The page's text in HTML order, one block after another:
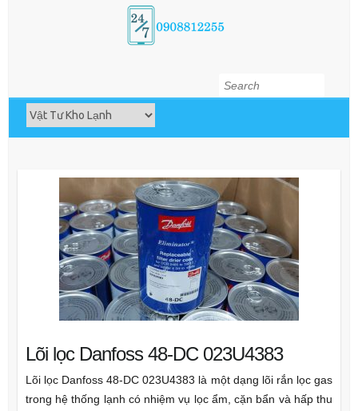
Search
Lõi lọc Danfoss 48-DC 023U4383
Lõi lọc Danfoss 48-DC 023U4383 là một dạng lõi rắn lọc gas
trong hệ thống lạnh có nhiệm vụ lọc ẩm, cặn bẩn và hấp thu